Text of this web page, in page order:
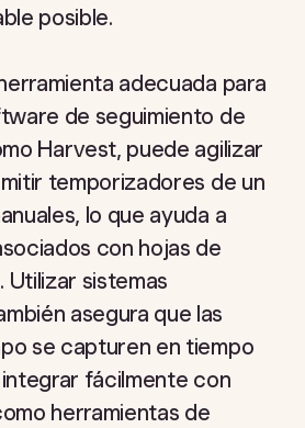
posible.
adecuada para
de seguimiento de
Harvest, puede agilizar
temporizadores de un
lo que ayuda a
con hojas de
Utilizar sistemas
asegura que las
se capturen en tiempo
fácilmente con
herramientas de